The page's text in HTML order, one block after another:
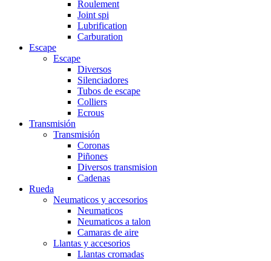
Roulement
Joint spi
Lubrification
Carburation
Escape
Escape
Diversos
Silenciadores
Tubos de escape
Colliers
Ecrous
Transmisión
Transmisión
Coronas
Piñones
Diversos transmision
Cadenas
Rueda
Neumaticos y accesorios
Neumaticos
Neumaticos a talon
Camaras de aire
Llantas y accesorios
Llantas cromadas